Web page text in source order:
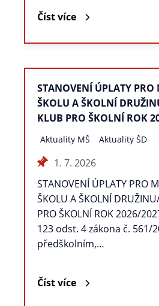
Číst více
STANOVENÍ ÚPLATY PRO
ŠKOLU A ŠKOLNÍ
KLUB PRO ŠKOLNÍ ROK
Aktuality MŠ Aktuality ŠD
1. 7. 2026
STANOVENÍ ÚPLATY PRO
ŠKOLU A ŠKOLNÍ
PRO ŠKOLNÍ ROK 2026/
123 odst. 4 zákona č. 561/
předškolním,…
Číst více